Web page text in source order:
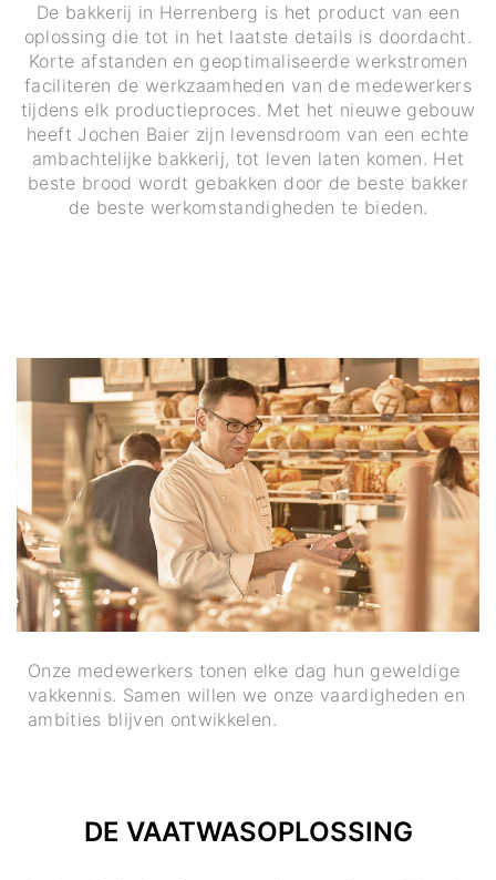
De bakkerij in Herrenberg is het product van een
oplossing die tot in het laatste details is doordacht.
Korte afstanden en geoptimaliseerde werkstromen
faciliteren de werkzaamheden van de medewerkers
tijdens elk productieproces. Met het nieuwe gebouw
heeft Jochen Baier zijn levensdroom van een echte
ambachtelijke bakkerij, tot leven laten komen. Het
beste brood wordt gebakken door de beste bakker
de beste werkomstandigheden te bieden.
Onze medewerkers tonen elke dag hun geweldige
vakkennis. Samen willen we onze vaardigheden en
ambities blijven ontwikkelen.
DE VAATWASOPLOSSING